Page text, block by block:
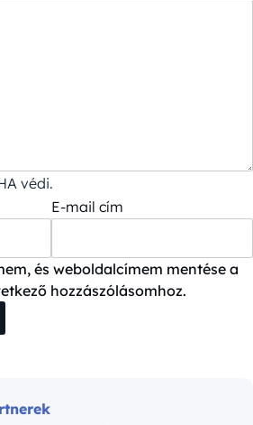
védi.
E-mail cím
és weboldalcímem mentése a
hozzászólásomhoz.